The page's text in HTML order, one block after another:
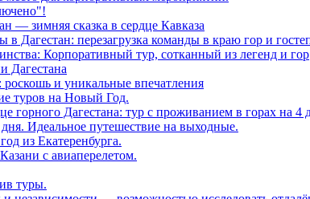
— зимняя сказка в сердце Кавказа
в Дагестан: перезагрузка команды в краю гор и
Корпоративный тур, сотканный из легенд и гор
Дагестана
и уникальные впечатления
туров на Новый Год.
горного Дагестана: тур с проживанием в горах на 4
Идеальное путешествие на выходные.
из Екатеренбурга.
с авиаперелетом.
туры.